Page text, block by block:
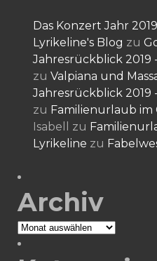
Das Konzert Jahr
Lyrikeline's Blog zu
Jahresrückblick 2019
zu Valpiana und
Jahresrückblick 2019
zu Familienurlaub im
Isabell
zu
Lyrikeline zu
Archiv
Archiv